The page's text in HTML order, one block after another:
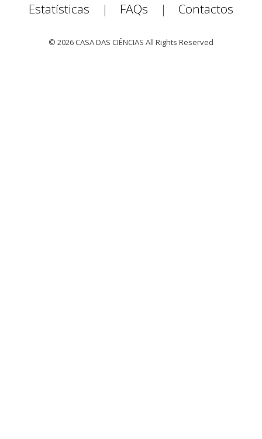
Estatísticas
| FAQs | Contactos
© 2026 CASA DAS CIÊNCIAS All Rights Reserved